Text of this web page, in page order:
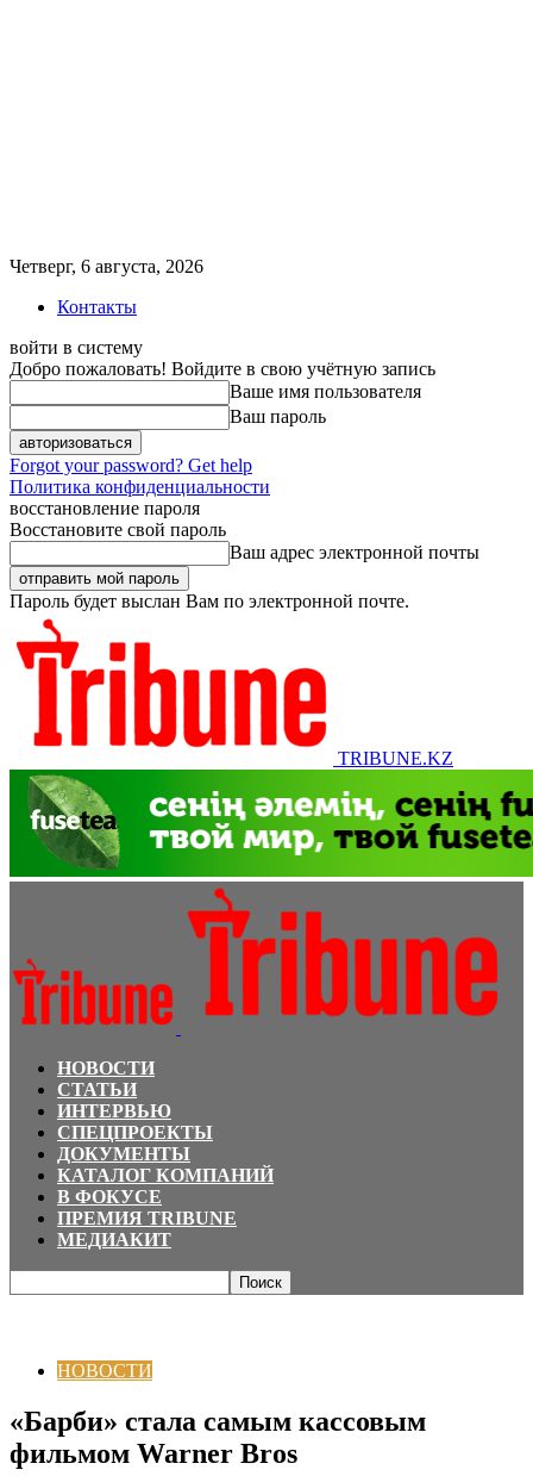
Четверг, 6 августа, 2026
Контакты
войти в систему
Добро пожаловать! Войдите в свою учётную запись
Ваше имя пользователя
Ваш пароль
Forgot your password? Get help
Политика конфиденциальности
восстановление пароля
Восстановите свой пароль
Ваш адрес электронной почты
Пароль будет выслан Вам по электронной почте.
TRIBUNE.KZ
НОВОСТИ
СТАТЬИ
ИНТЕРВЬЮ
СПЕЦПРОЕКТЫ
ДОКУМЕНТЫ
КАТАЛОГ КОМПАНИЙ
В ФОКУСЕ
ПРЕМИЯ TRIBUNE
МЕДИАКИТ
НОВОСТИ
«Барби» стала самым кассовым
фильмом Warner Bros